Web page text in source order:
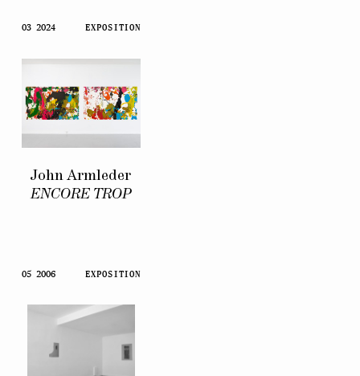
03 2024 EXPOSITION
John Armleder
ENCORE TROP
05 2006 EXPOSITION